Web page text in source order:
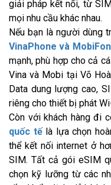
giải pháp kết nối, từ
mọi nhu cầu khác nhau.
Nếu bạn là người dùng
VinaPhone và
mạnh, phù hợp cho cả
Vina và Mobi tại Võ
Data dung lượng cao,
riêng cho thiết bị phát
Còn với khách hàng đi
quốc tế là lựa chọn
thể kết nối internet ở
SIM. Tất cả gói eSIM
chọn kỹ lưỡng từ các